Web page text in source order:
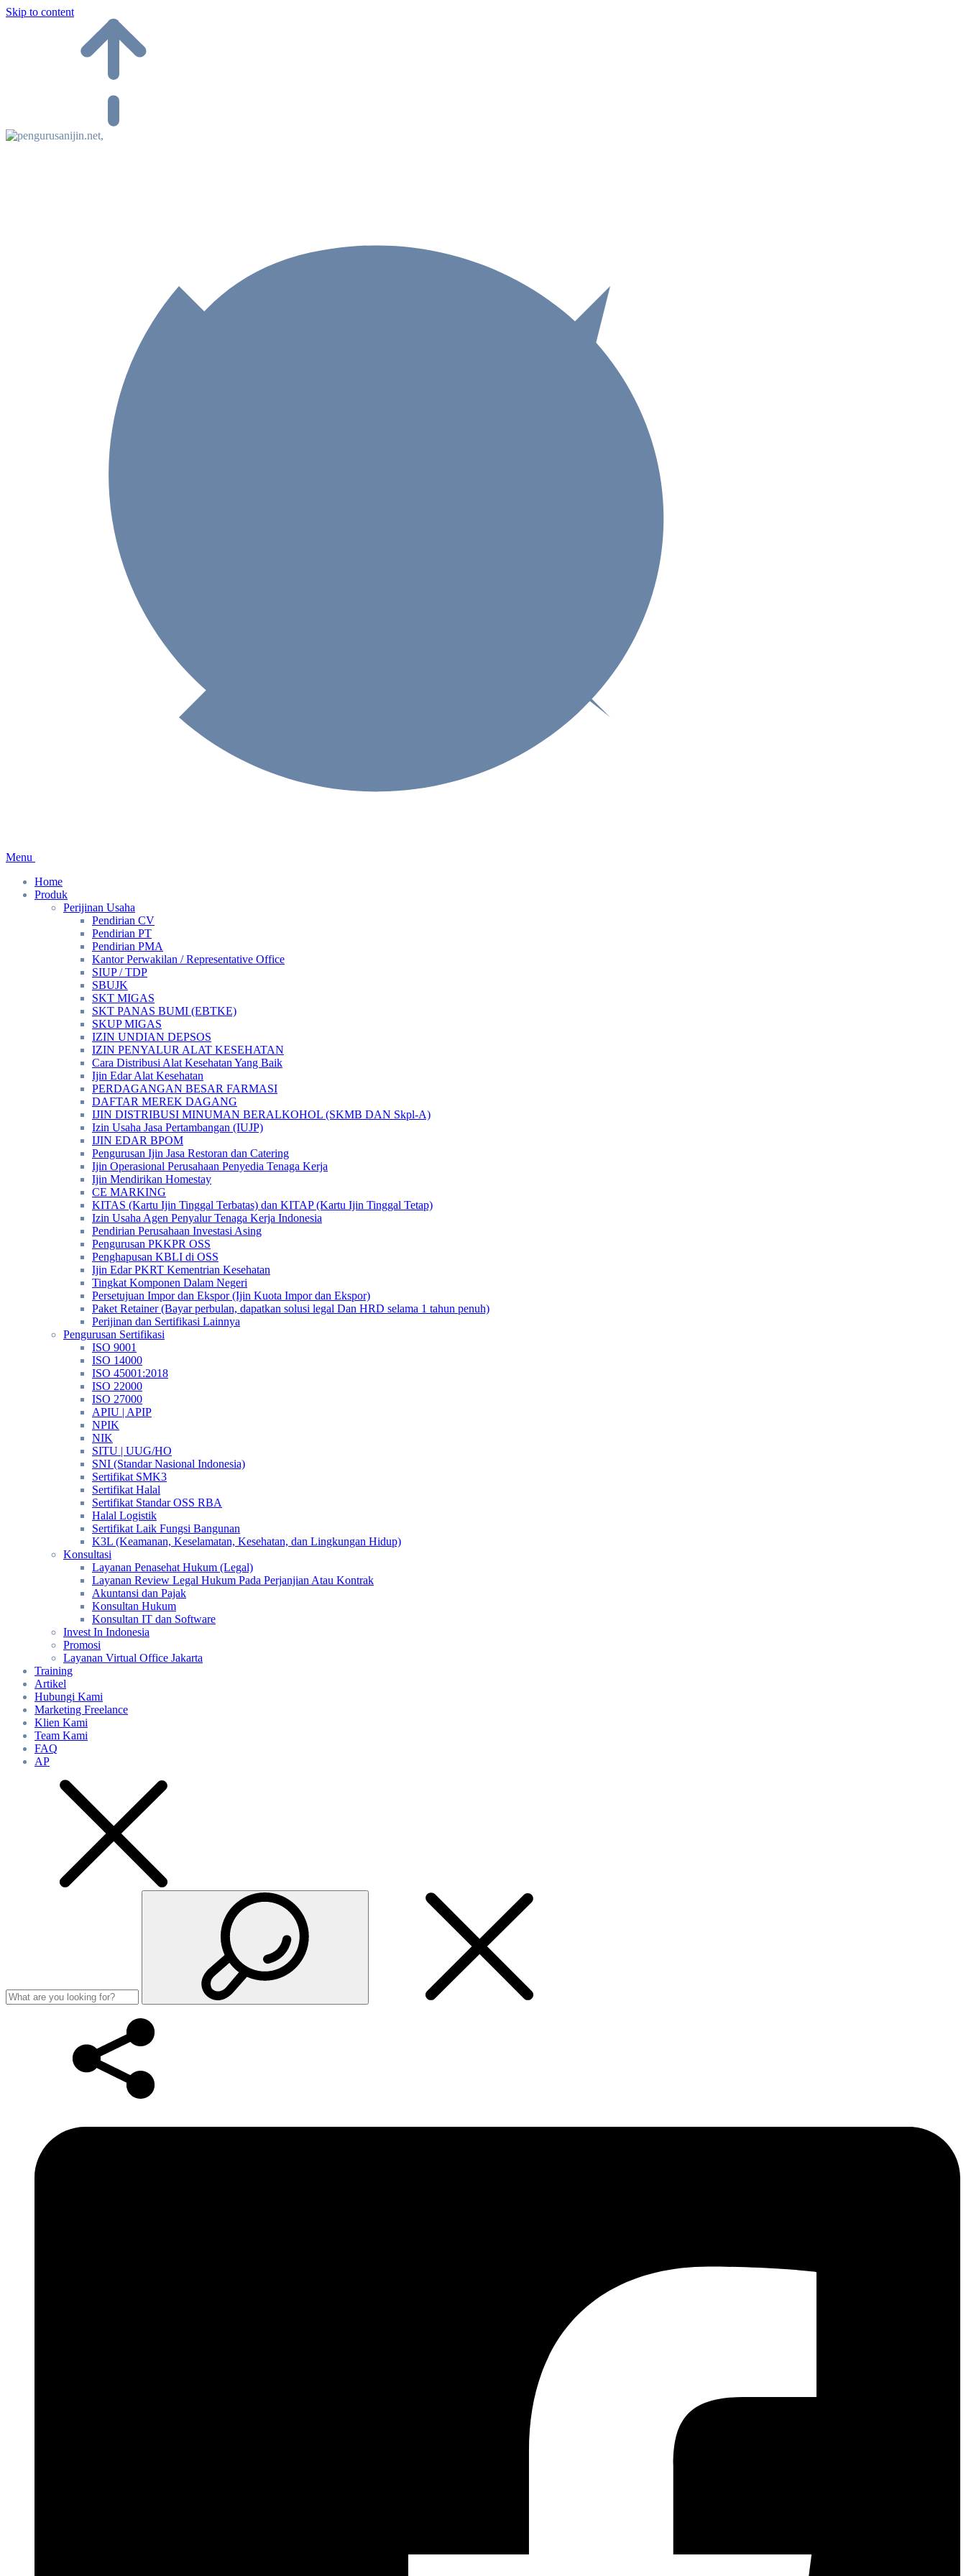
Skip to content
Menu
Home
Produk
Perijinan Usaha
Pendirian CV
Pendirian PT
Pendirian PMA
Kantor Perwakilan / Representative Office
SIUP / TDP
SBUJK
SKT MIGAS
SKT PANAS BUMI (EBTKE)
SKUP MIGAS
IZIN UNDIAN DEPSOS
IZIN PENYALUR ALAT KESEHATAN
Cara Distribusi Alat Kesehatan Yang Baik
Ijin Edar Alat Kesehatan
PERDAGANGAN BESAR FARMASI
DAFTAR MEREK DAGANG
IJIN DISTRIBUSI MINUMAN BERALKOHOL (SKMB DAN Skpl-A)
Izin Usaha Jasa Pertambangan (IUJP)
IJIN EDAR BPOM
Pengurusan Ijin Jasa Restoran dan Catering
Ijin Operasional Perusahaan Penyedia Tenaga Kerja
Ijin Mendirikan Homestay
CE MARKING
KITAS (Kartu Ijin Tinggal Terbatas) dan KITAP (Kartu Ijin Tinggal Tetap)
Izin Usaha Agen Penyalur Tenaga Kerja Indonesia
Pendirian Perusahaan Investasi Asing
Pengurusan PKKPR OSS
Penghapusan KBLI di OSS
Ijin Edar PKRT Kementrian Kesehatan
Tingkat Komponen Dalam Negeri
Persetujuan Impor dan Ekspor (Ijin Kuota Impor dan Ekspor)
Paket Retainer (Bayar perbulan, dapatkan solusi legal Dan HRD selama 1 tahun penuh)
Perijinan dan Sertifikasi Lainnya
Pengurusan Sertifikasi
ISO 9001
ISO 14000
ISO 45001:2018
ISO 22000
ISO 27000
APIU | APIP
NPIK
NIK
SITU | UUG/HO
SNI (Standar Nasional Indonesia)
Sertifikat SMK3
Sertifikat Halal
Sertifikat Standar OSS RBA
Halal Logistik
Sertifikat Laik Fungsi Bangunan
K3L (Keamanan, Keselamatan, Kesehatan, dan Lingkungan Hidup)
Konsultasi
Layanan Penasehat Hukum (Legal)
Layanan Review Legal Hukum Pada Perjanjian Atau Kontrak
Akuntansi dan Pajak
Konsultan Hukum
Konsultan IT dan Software
Invest In Indonesia
Promosi
Layanan Virtual Office Jakarta
Training
Artikel
Hubungi Kami
Marketing Freelance
Klien Kami
Team Kami
FAQ
AP